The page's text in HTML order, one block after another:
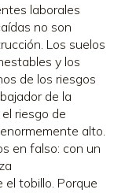
laborales
no son
Los suelos
y los
de los riesgos
de la
riesgo de
alto.
en falso: con un
tobillo. Porque